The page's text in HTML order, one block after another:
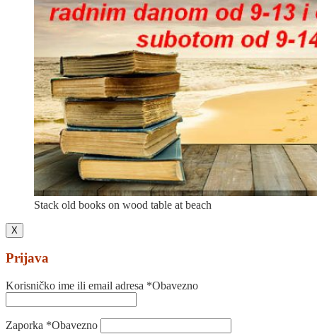
Stack old books on wood table at beach
X
Prijava
Korisničko ime ili email adresa *Obavezno
Zaporka *Obavezno